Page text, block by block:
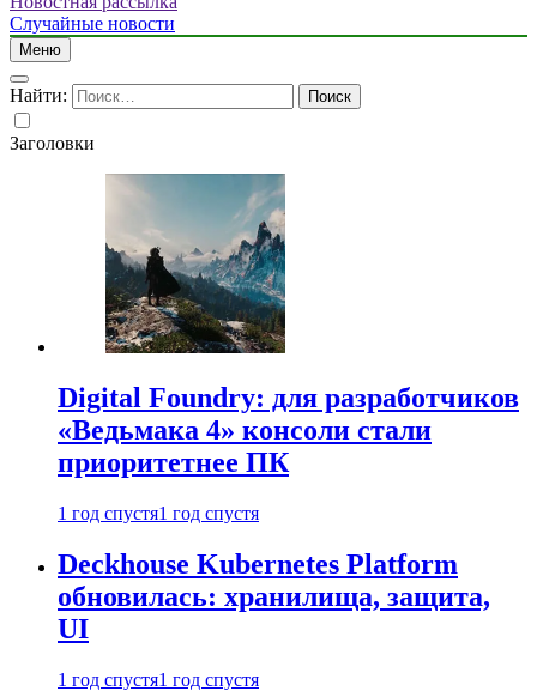
Случайные новости
Меню
Найти:
Заголовки
Digital Foundry: для разработчиков
«Ведьмака 4» консоли стали
приоритетнее ПК
1 год спустя1 год спустя
Deckhouse Kubernetes Platform
обновилась: хранилища, защита,
UI
1 год спустя1 год спустя